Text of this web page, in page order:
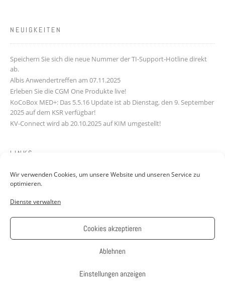
Wir verwenden Cookies, um unsere Website und unseren Service zu
optimieren.
Dienste verwalten
Cookies akzeptieren
Ablehnen
Einstellungen anzeigen
NEUIGKEITEN
Speichern Sie sich die neue Nummer der TI-Support-Hotline direkt
ab.
Albis Anwendertreffen am 07.11.2025
Erleben Sie die CGM One Produkte live!
KoCoBox MED+: Das 5.5.16 Update ist ab Dienstag, den 9. September
2025 auf dem KSR verfügbar!
KV-Connect wird ab 20.10.2025 auf KIM umgestellt!
LINKS
Downloads
FAQ
Jobs: Werde Teil unseres Teams!
Impressum